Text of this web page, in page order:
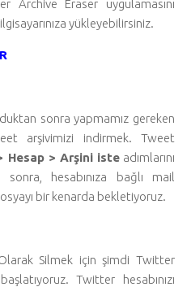
Archive Eraser uygulamasını
yükleyebilirsiniz.
sonra yapmamız gereken
arşivimizi indirmek. Tweet
Hesap > Arşini isteadımlarını
sonra, hesabınıza bağlı mail
bir kenarda bekletiyoruz.
Silmek için şimdi Twitter
Twitter hesabınızı